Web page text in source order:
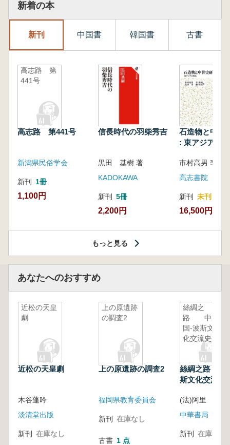
新着の本
新刊 中国書 韓国書 古書
高志路 第
441号
高志路 第441号
新潟県民俗学会
新刊 1冊
1,100円
信長時代の羽柴秀吉
黒田 基樹 著
KADOKAWA
新刊 5冊
2,200円
石造物と中世
: 東アジアと
高志書院
新刊 未刊
16,500円
もっと見る
あなたへのおすすめ
近松の天皇
劇
近松の天皇劇
木谷蓬吟
淡清堂出版
新刊 在庫なし
上の原遺跡
の調査2
上の原遺跡の調査2
福岡県教育委員会
新刊 在庫なし
古書 1 点
絲綢之
路 中
国-波斯文
化交流史
絲綢之路
斯文化交流史
中華書局
新刊 在庫なし